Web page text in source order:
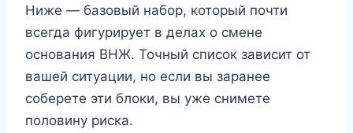
Ниже — базовый набор, который почти
всегда фигурирует в делах о смене
основания ВНЖ. Точный список зависит от
вашей ситуации, но если вы заранее
соберете эти блоки, вы уже снимете
половину риска.